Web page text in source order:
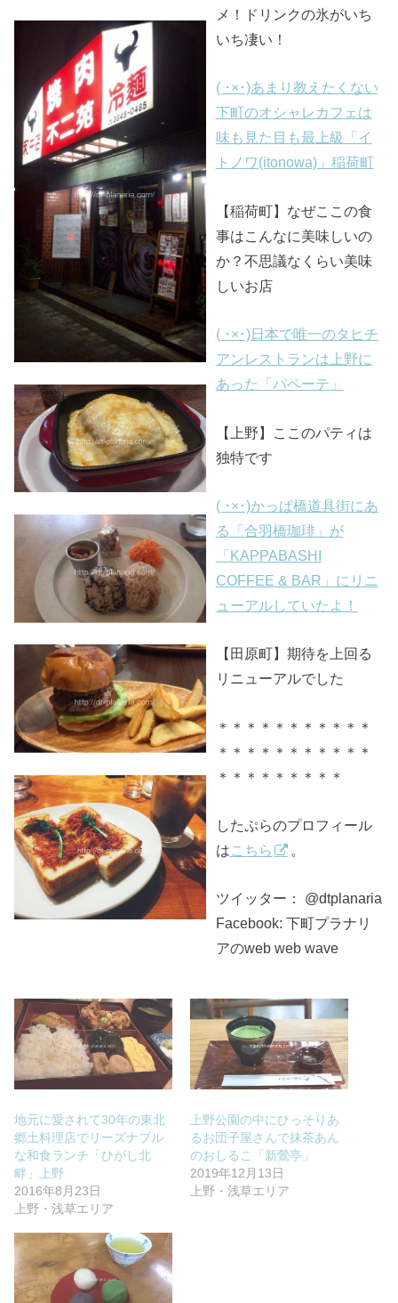
メ！ドリンクの氷がいち
いち凄い！
( ･×･)あまり教えたくない
下町のオシャレカフェは
味も見た目も最上級「イ
トノワ(itonowa)」稲荷町
【稲荷町】なぜここの食
事はこんなに美味しいの
か？不思議なくらい美味
しいお店
( ･×･)日本で唯一のタヒチ
アンレストランは上野に
あった「パペーテ」
【上野】ここのパティは
独特です
( ･×･)かっぱ橋道具街にあ
る「合羽橋珈琲」が
「KAPPABASHI
COFFEE & BAR」にリニ
ューアルしていたよ！
【田原町】期待を上回る
リニューアルでした
＊＊＊＊＊＊＊＊＊＊＊
＊＊＊＊＊＊＊＊＊＊＊
＊＊＊＊＊＊＊＊＊
したぷらのプロフィール
はこちら 。
ツイッター： @dtplanaria
Facebook: 下町プラナリ
アのweb web wave
地元に愛されて30年の東北
郷土料理店でリーズナブル
な和食ランチ「ひがし北
畔」上野
2016年8月23日
上野・浅草エリア
上野公園の中にひっそりあ
るお団子屋さんで抹茶あん
のおしるこ「新鶯亭」
2019年12月13日
上野・浅草エリア